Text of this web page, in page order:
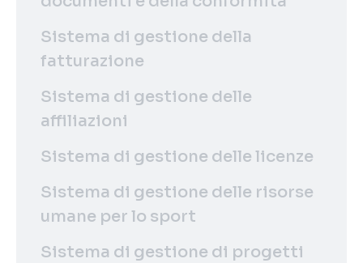
Sistema di gestione della
fatturazione
Sistema di gestione delle
affiliazioni
Sistema di gestione delle licenze
Sistema di gestione delle risorse
umane per lo sport
Sistema di gestione di progetti